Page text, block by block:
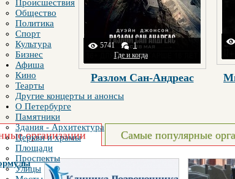
Происшествия
Общество
Политика
Спорт
Культура
Бизнес
Афиша
Кино
Теарты
Другие концерты и анонсы
О Петербурге
Памятники
Здания - Архитектура
Церкви и храмы
Площади
Проспекты
Улицы
5741
1
Где и когда
Разлом Сан-Андреас
организации Самые популярные